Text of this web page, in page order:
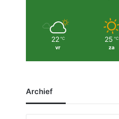
22 ℃
vr
25 ℃
za
Archief